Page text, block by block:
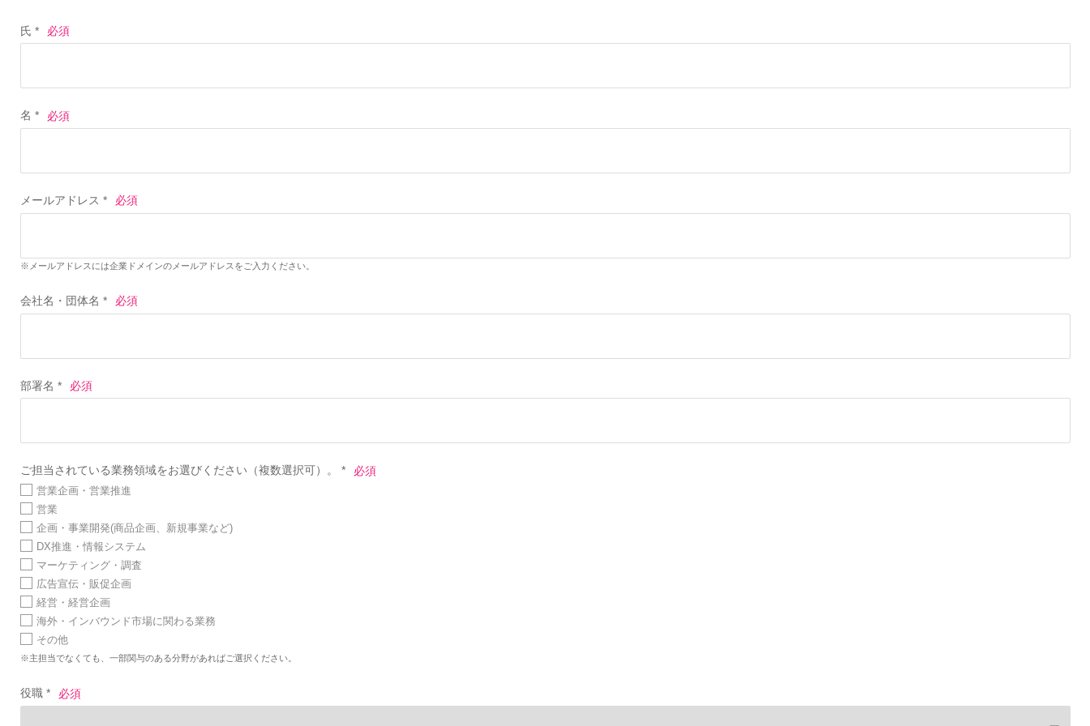
氏 *
名 *
メールアドレス *
※メールアドレスには企業ドメインのメールアドレスをご入力ください。
会社名・団体名 *
部署名 *
ご担当されている業務領域をお選びください（複数選択可）。 *
営業企画・営業推進
営業
企画・事業開発(商品企画、新規事業など)
DX推進・情報システム
マーケティング・調査
広告宣伝・販促企画
経営・経営企画
海外・インバウンド市場に関わる業務
その他
※主担当でなくても、一部関与のある分野があればご選択ください。
役職 *